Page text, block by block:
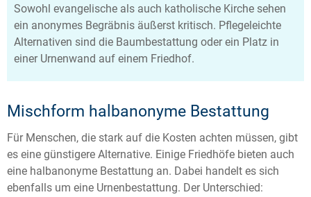
Sowohl evangelische als auch katholische Kirche sehen
ein anonymes Begräbnis äußerst kritisch. Pflegeleichte
Alternativen sind die Baumbestattung oder ein Platz in
einer Urnenwand auf einem Friedhof.
Mischform halbanonyme Bestattung
Für Menschen, die stark auf die Kosten achten müssen, gibt
es eine günstigere Alternative. Einige Friedhöfe bieten auch
eine halbanonyme Bestattung an. Dabei handelt es sich
ebenfalls um eine Urnenbestattung. Der Unterschied: